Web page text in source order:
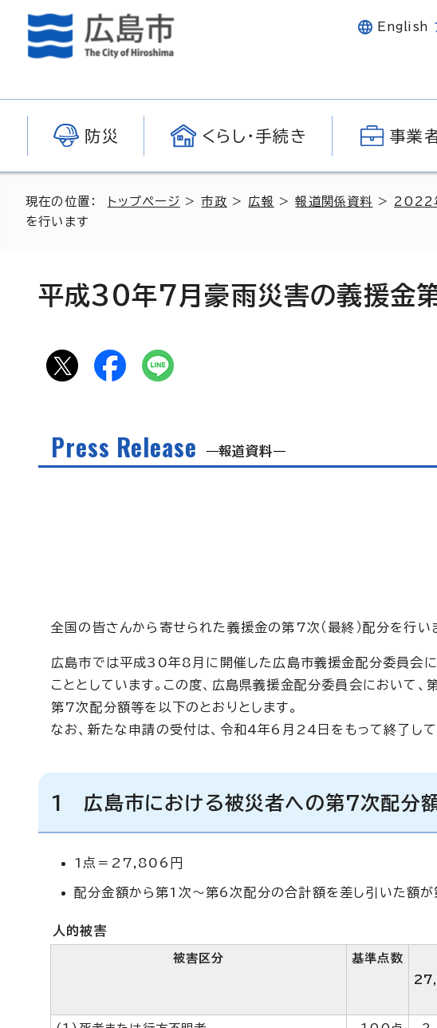
English
防災 くらし・手続き 事業
現在の位置： トップページ >市政 > 広報 >報道関係資料 > 2022
を行います
平成30年7月豪雨災害の義援金第
Press Release 報道資料
全国の皆さんから寄せられた義援金の第7次（最終）配分を行い
広島市では平成30年8月に開催した広島市義援金配分委員会
こととしています。この度、広島県義援金配分委員会において
第7次配分額等を以下のとおりとします。
なお、新たな申請の受付は、令和4年6月24日をもって終了して
1 広島市における被災者への第7次配分
1点＝27,806円
配分金額から第1次～第6次配分の合計額を差し引いた額
人的被害
被害区分 基準点数